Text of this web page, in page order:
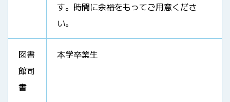
す。時間に余裕をもってご用意くださ
い。
図書
館司
書
本学卒業生